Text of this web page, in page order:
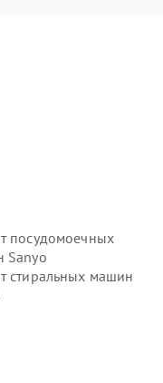
посудомоечных
Sanyo
стиральных машин